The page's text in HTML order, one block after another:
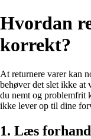
Hvordan
korrekt?
At returnere varer kan
behøver det slet ikke
du nemt og problemfrit
ikke lever op til dine
1. Læs